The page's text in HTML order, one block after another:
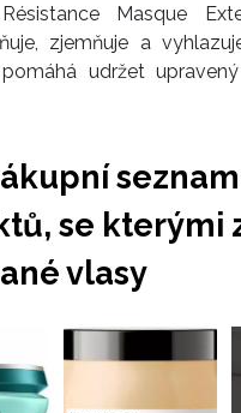
Masque
zjemňuje a
udržet
se kterými
vlasy